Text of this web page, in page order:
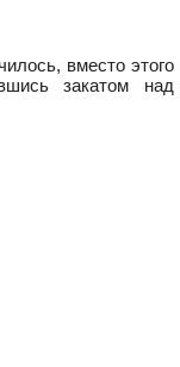
вместо этого
закатом над